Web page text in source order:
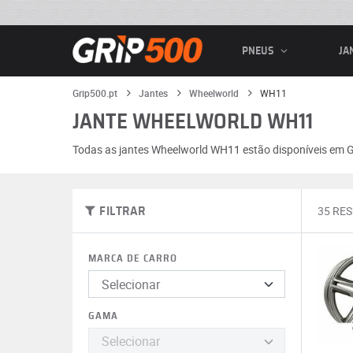
PNEUS
Grip500.pt Jantes Wheelworld WH11
JANTE WHEELWORLD WH11
Todas as jantes Wheelworld WH11 estão disponíveis em
FILTRAR
MARCA DE CARRO
GAMA
35